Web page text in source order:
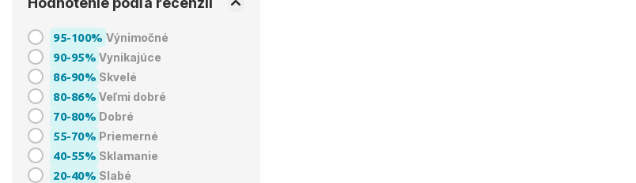
95-100% Výnimočné
90-95% Vynikajúce
86-90% Skvelé
80-86% Veľmi dobré
70-80% Dobré
55-70% Priemerné
40-55% Sklamanie
20-40% Slabé